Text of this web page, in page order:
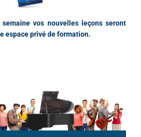
vos nouvelles leçons seront
espace privé de formation.